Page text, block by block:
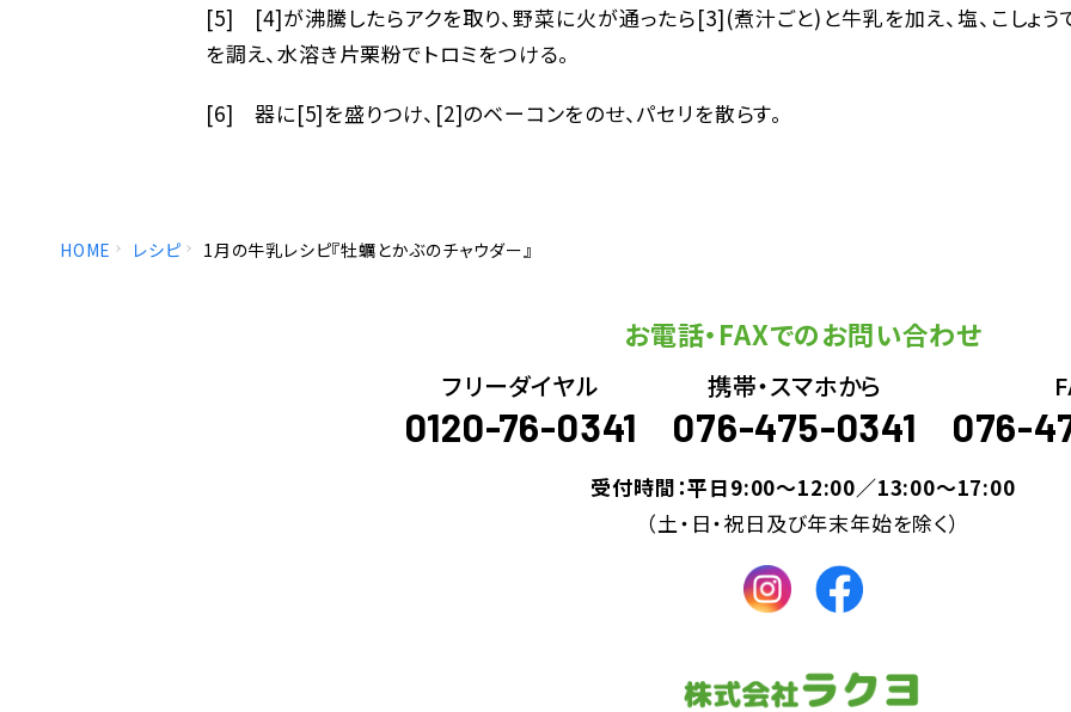
[5] [4]が沸騰したらアクを取り、野菜に火が通ったら[3](煮汁ごと)と牛乳を加え、塩、こしょう
を調え、水溶き片栗粉でトロミをつける。
[6] 器に[5]を盛りつけ、[2]のベーコンをのせ、パセリを散らす。
HOME レシピ 1月の牛乳レシピ『牡蠣とかぶのチャウダー』
お電話・FAXでのお問い合わせ
フリーダイヤル
0120-76-0341
携帯・スマホから
076-475-0341 076-
受付時間：平日9:00～12:00／13:00～17:00
（土・日・祝日及び年末年始を除く）